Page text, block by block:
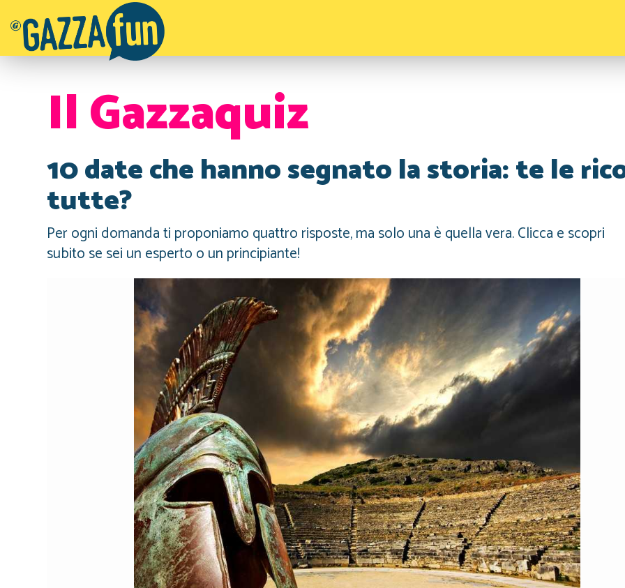
Il Gazzaquiz
10 date che hanno segnato la storia: te le
tutte?
Per ogni domanda ti proponiamo quattro risposte, ma solo una è quella vera. Clicca e scopri
subito se sei un esperto o un principiante!